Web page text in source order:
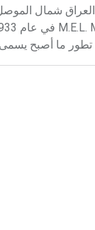
تطور ما أصبح